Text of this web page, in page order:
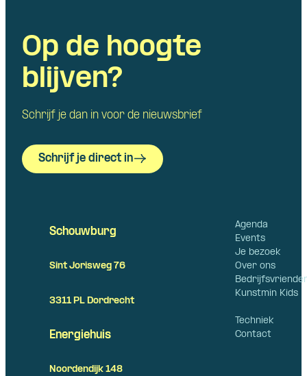
Op de hoogte
blijven?
Schrijf je dan in voor de nieuwsbrief
Schrijf je direct in
Agenda
Events
Je bezoek
Over ons
Kunstmin Kids
Techniek
Contact
Schouwburg
Sint Jorisweg 76
3311 PL Dordrecht
Energiehuis
Noordendijk 148